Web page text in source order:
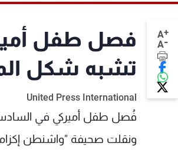
A+
A-
فصل طفل
تشبه شكل
United Press International
فُصل طفل أميركي في
ونقلت صحيفة "واشنطن